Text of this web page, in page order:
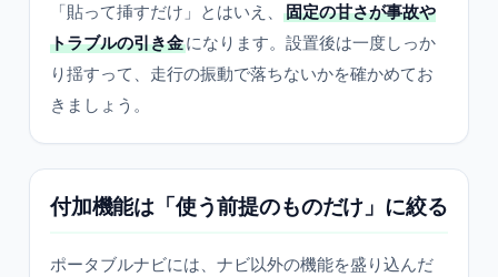
「貼って挿すだけ」とはいえ、
固定の甘さが事故や
トラブルの引き金になります。設置後は一度しっか
り揺すって、走行の振動で落ちないかを確かめてお
きましょう。
付加機能は「使う前提のものだけ」に絞る
ポータブルナビには、ナビ以外の機能を盛り込んだ